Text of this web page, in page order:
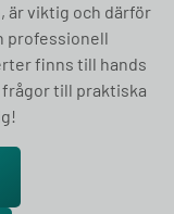
är viktig och därför
professionell
finns till hands
till praktiska